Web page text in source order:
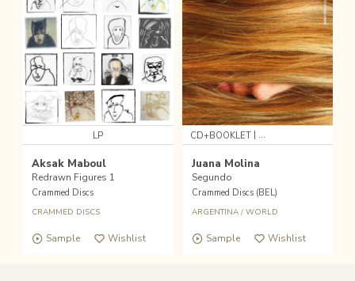
LP
Aksak Maboul
Redrawn Figures 1
Crammed Discs
CRAMMED DISCS
Sample Wishlist
CD+BOOKLET|
Juana Molina
Segundo
Crammed Discs (BEL)
ARGENTINA/ WORLD
Sample Wishlist